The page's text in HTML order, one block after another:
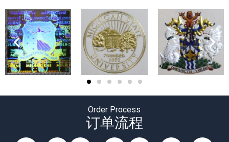
Order Process
订单流程